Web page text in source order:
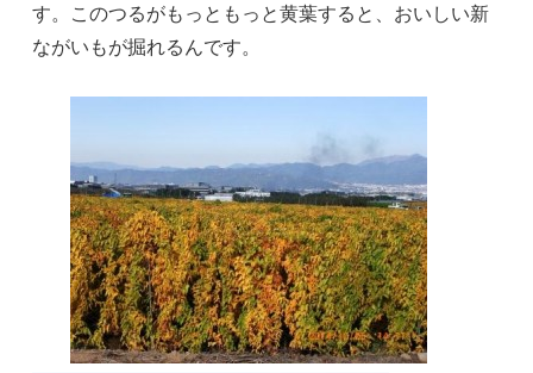
す。このつるがもっともっと黄葉すると、おいしい新
ながいもが掘れるんです。